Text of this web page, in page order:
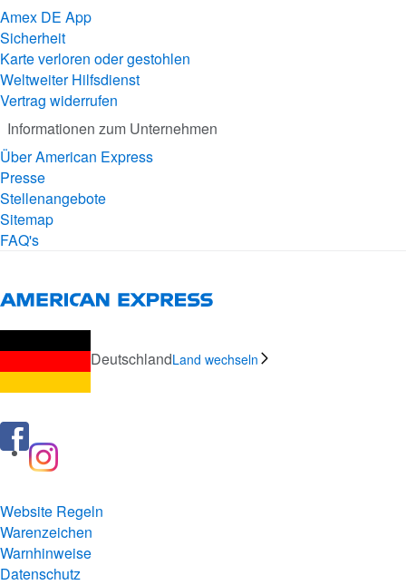
Amex DE App
Sicherheit
Karte verloren oder gestohlen
Weltweiter Hilfsdienst
Vertrag widerrufen
Informationen zum Unternehmen
Über American Express
Presse
Stellenangebote
Sitemap
FAQ's
DeutschlandLand wechseln
Website Regeln
Warenzeichen
Warnhinweise
Datenschutz